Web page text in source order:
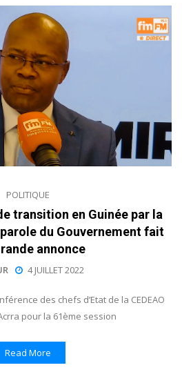
POLITIQUE
transition en Guinée par la
parole du Gouvernement fait
annonce
4 JUILLET 2022
des chefs d’Etat de la CEDEAO
pour la 61ème session
Read More